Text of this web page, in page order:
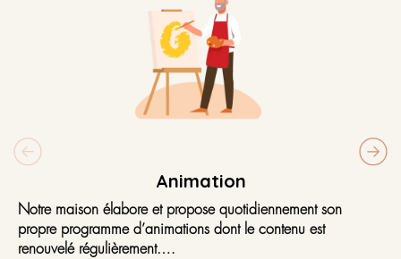
Animation
Notre maison élabore et propose quotidiennement son
propre programme d’animations dont le contenu est
renouvelé régulièrement.